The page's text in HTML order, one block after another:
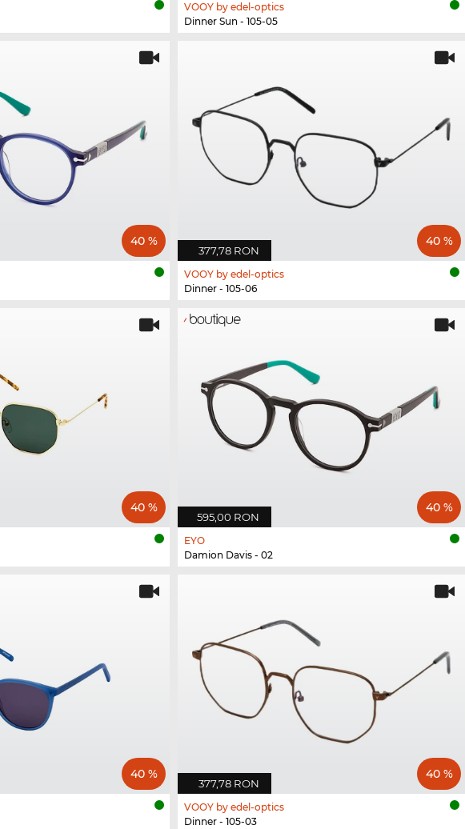
VOOY by edel-optics
Dinner Sun - 105-05
40 %
377,78 RON
40 %
VOOY by edel-optics
Dinner - 105-06
40 %
595,00 RON
40 %
EYO
Damion Davis - 02
40 %
377,78 RON
40 %
VOOY by edel-optics
Dinner - 105-03